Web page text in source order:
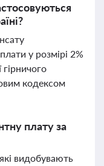
у розмірі 2%
гірничого
кодексом
плату за
видобувають